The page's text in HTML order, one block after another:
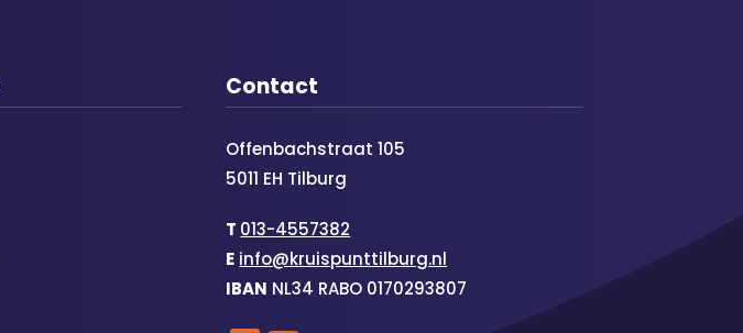
Contact
Offenbachstraat 105
5011 EH Tilburg
T 013-4557382
E info@kruispunttilburg.nl
IBAN NL34 RABO 0170293807